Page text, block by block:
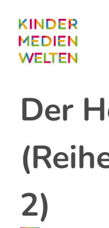
Inhalt
Der
2)